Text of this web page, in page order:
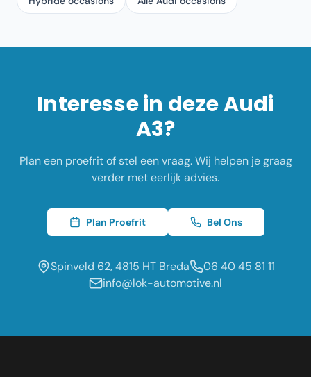
Interesse in dezeAudi
A3?
Plan een proefrit of stel een vraag. Wij helpen je graag
verder met eerlijk advies.
Plan Proefrit Bel Ons
Spinveld 62, 4815 HT Breda
06 40 45 81 11
info@lok-automotive.nl